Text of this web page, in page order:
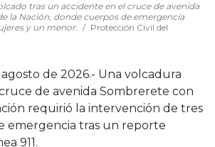
tras un accidente en el cruce de avenida
la Nación, donde cuerpos de emergencia
y un menor.
Protección Civil del
de 2026.- Una volcadura
de avenida Sombrerete con
requirió la intervención de tres
emergencia tras un reporte
911.